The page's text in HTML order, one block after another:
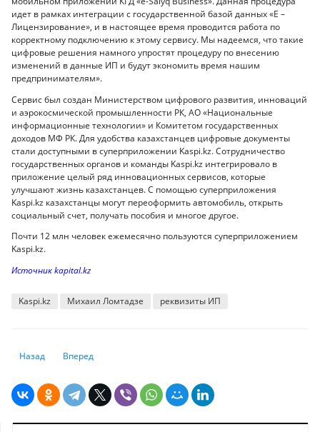
идет в рамках интеграции с государственной базой данных «Е –
Лицензирование», и в настоящее время проводится работа по
корректному подключению к этому сервису. Мы надеемся, что такие
цифровые решения намного упростят процедуру по внесению
изменений в данные ИП и будут экономить время нашим
предпринимателям».
Сервис был создан Министерством цифрового развития, инноваций
и аэрокосмической промышленности РК, АО «Национальные
информационные технологии» и Комитетом государственных
доходов МФ РК. Для удобства казахстанцев цифровые документы
стали доступными в суперприложении Kaspi.kz. Сотрудничество
государственных органов и команды Kaspi.kz интегрировало в
приложение целый ряд инновационных сервисов, которые
улучшают жизнь казахстанцев. С помощью суперприложения
Kaspi.kz казахстанцы могут переоформить автомобиль, открыть
социальный счет, получать пособия и многое другое.
Почти 12 млн человек ежемесячно пользуются суперприложением
Kaspi.kz.
Источник kapital.kz
Kaspi.kz Михаил Ломтадзе реквизиты ИП
Предыдущий: Beazley запускает онлайн-платформу реагирования
Назад Следующий: Пять тенденций, влияющих на страховую
Вперед